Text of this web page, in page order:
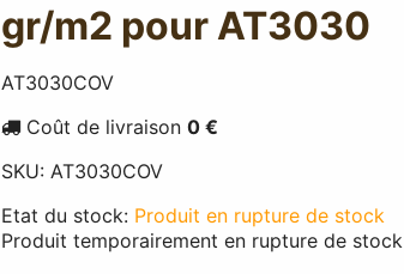
gr/m2 pour AT3030
AT3030COV
Coût de livraison 0 €
SKU: AT3030COV
Etat du stock: Produit en rupture de stock
Produit temporairement en rupture de stock